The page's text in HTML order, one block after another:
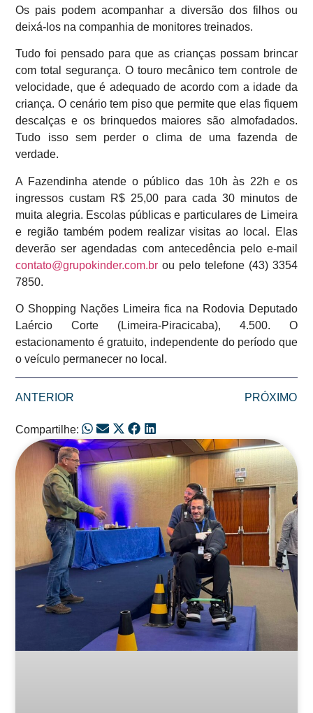
Os pais podem acompanhar a diversão dos filhos ou
deixá-los na companhia de monitores treinados.
Tudo foi pensado para que as crianças possam brincar
com total segurança. O touro mecânico tem controle de
velocidade, que é adequado de acordo com a idade da
criança. O cenário tem piso que permite que elas fiquem
descalças e os brinquedos maiores são almofadados.
Tudo isso sem perder o clima de uma fazenda de
verdade.
A Fazendinha atende o público das 10h às 22h e os
ingressos custam R$ 25,00 para cada 30 minutos de
muita alegria. Escolas públicas e particulares de Limeira
e região também podem realizar visitas ao local. Elas
deverão ser agendadas com antecedência pelo e-mail
contato@grupokinder.com.br ou pelo telefone (43) 3354
7850.
O Shopping Nações Limeira fica na Rodovia Deputado
Laércio Corte (Limeira-Piracicaba), 4.500. O
estacionamento é gratuito, independente do período que
o veículo permanecer no local.
ANTERIOR PRÓXIMO
Compartilhe:
Posts Relacionados